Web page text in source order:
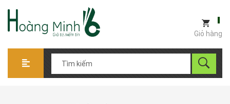
Giỏ hàng